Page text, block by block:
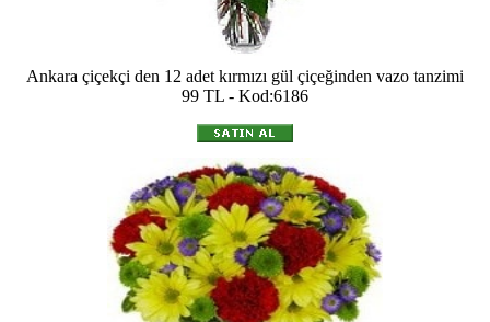
Ankara çiçekçi den 12 adet kırmızı gül çiçeğinden vazo tanzimi
99 TL - Kod:6186